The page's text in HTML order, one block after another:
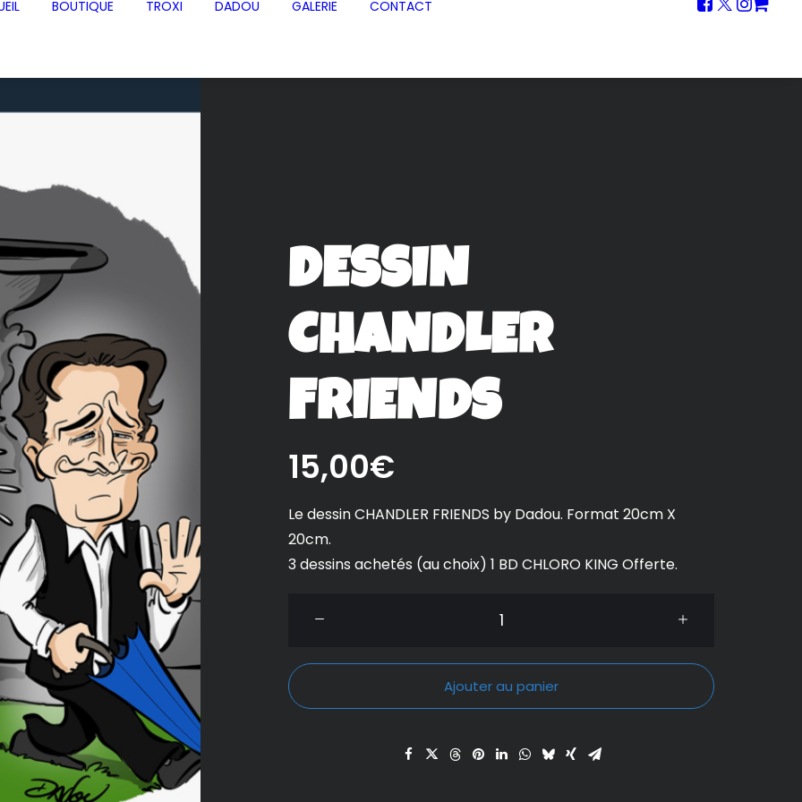
BOUTIQUE TROXI DADOU GALERIE CONTACT
DESSIN
CHANDLER
FRIENDS
15,00€
Le dessin CHANDLER FRIENDS by Dadou. Format 20cm X
20cm.
3 dessins achetés (au choix) 1 BD CHLORO KING Offerte.
CHANDLER
FRIENDS
Ajouter au panier